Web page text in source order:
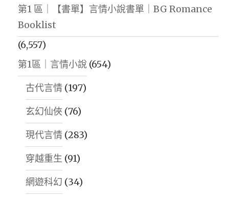
第1 區｜【書單】言情小說書單｜BG Romance
Booklist
(6,557)
第1區｜言情小說 (654)
古代言情 (197)
玄幻仙俠 (76)
現代言情 (283)
穿越重生 (91)
網遊科幻 (34)